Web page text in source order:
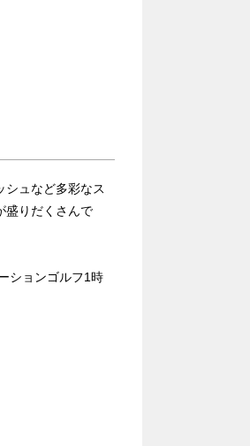
シュなど多彩なス
盛りだくさんで
ションゴルフ1時